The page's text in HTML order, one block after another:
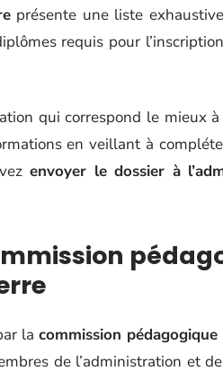
présente une liste
requis pour
qui correspond le mieux
en veillant à
envoyer le dossier à
lacommission pédagogique
de l’administration et